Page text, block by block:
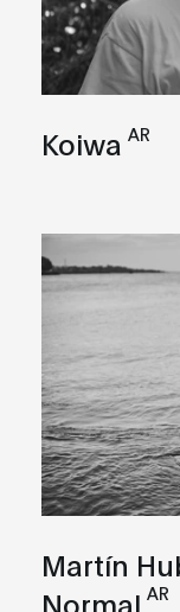
Koiwa AR
Martín
Normal AR